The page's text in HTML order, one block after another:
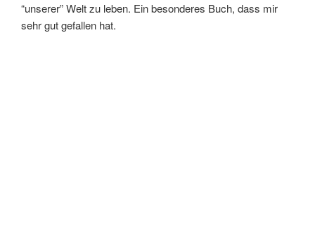
“unserer” Welt zu leben. Ein besonderes Buch, dass mir
sehr gut gefallen hat.